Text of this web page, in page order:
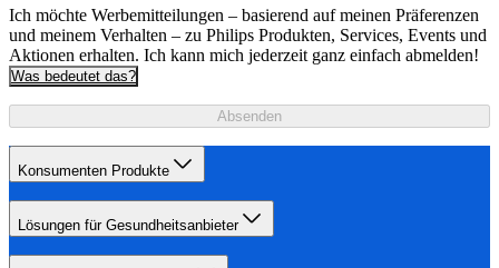
Ich möchte Werbemitteilungen – basierend auf meinen Präferenzen
und meinem Verhalten – zu Philips Produkten, Services, Events und
Aktionen erhalten. Ich kann mich jederzeit ganz einfach abmelden!
Was bedeutet das?
Absenden
Konsumenten Produkte
Lösungen für Gesundheitsanbieter